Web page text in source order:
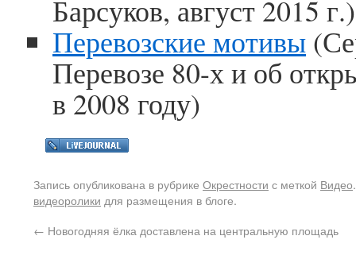
Барсуков, август 2015 г.)
Перевозские мотивы
Перевозе 80-х и об
в 2008 году)
Запись опубликована в рубрике Окрестности с меткой Видео
видеоролики для размещения в блоге.
← Новогодняя ёлка доставлена на центральную площадь